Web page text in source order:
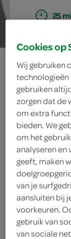
25
ingrediënten
50 gram
4 handjes rucola
Cookies op
Wij gebruiken
technologieën
gebruiken
zorgen dat de
om extra
bieden. We
om het
analyseren en
geeft, maken
van je
aansluiten bij
voorkeuren.
gebruik van
van sociale